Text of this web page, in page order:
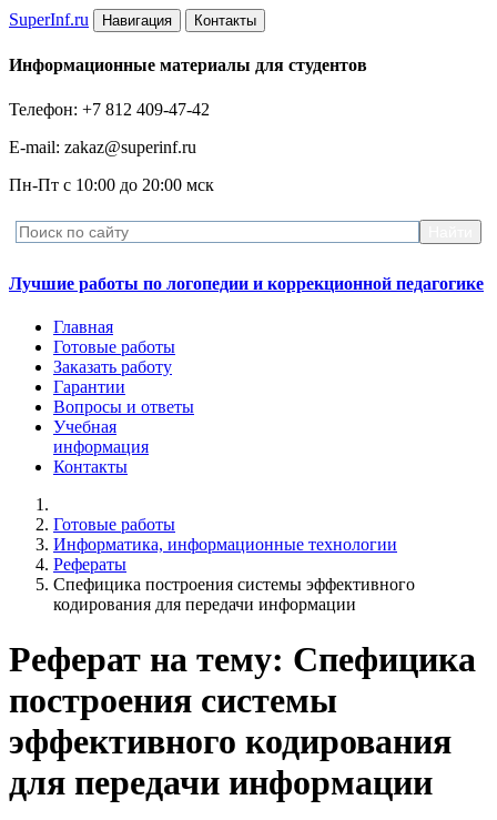
SuperInf.ru Навигация Контакты
Информационные материалы для студентов
Телефон: +7 812 409-47-42
E-mail: zakaz@superinf.ru
Пн-Пт с 10:00 до 20:00 мск
Лучшие работы по логопедии и коррекционной педагогике
Главная
Готовые работы
Заказать работу
Гарантии
Вопросы и ответы
Учебная
информация
Контакты
Готовые работы
Информатика, информационные технологии
Рефераты
Спефицика построения системы эффективного
кодирования для передачи информации
Реферат на тему: Спефицика
построения системы
эффективного кодирования
для передачи информации